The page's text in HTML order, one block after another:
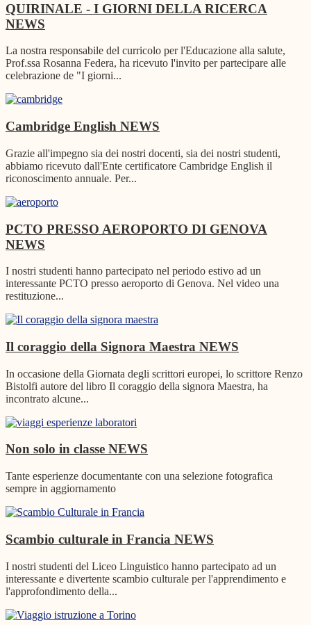
QUIRINALE - I GIORNI DELLA RICERCA
NEWS
La nostra responsabile del curricolo per l'Educazione alla salute,
Prof.ssa Rosanna Federa, ha ricevuto l'invito per partecipare alle
celebrazione de "I giorni...
Cambridge English NEWS
Grazie all'impegno sia dei nostri docenti, sia dei nostri studenti,
abbiamo ricevuto dall'Ente certificatore Cambridge English il
riconoscimento annuale. Per...
PCTO PRESSO AEROPORTO DI GENOVA
NEWS
I nostri studenti hanno partecipato nel periodo estivo ad un
interessante PCTO presso aeroporto di Genova. Nel video una
restituzione...
Il coraggio della Signora Maestra NEWS
In occasione della Giornata degli scrittori europei, lo scrittore Renzo
Bistolfi autore del libro Il coraggio della signora Maestra, ha
incontrato alcune...
Non solo in classe NEWS
Tante esperienze documentante con una selezione fotografica
sempre in aggiornamento
Scambio culturale in Francia NEWS
I nostri studenti del Liceo Linguistico hanno partecipato ad un
interessante e divertente scambio culturale per l'apprendimento e
l'approfondimento della...